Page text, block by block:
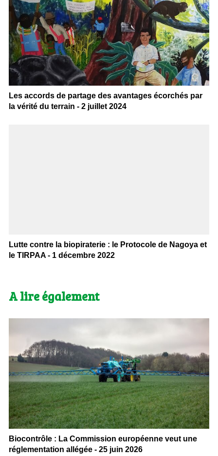
Les accords de partage des avantages écorchés par
la vérité du terrain - 2 juillet 2024
Lutte contre la biopiraterie : le Protocole de Nagoya et
le TIRPAA - 1 décembre 2022
A lire également
Biocontrôle : La Commission européenne veut une
réglementation allégée - 25 juin 2026